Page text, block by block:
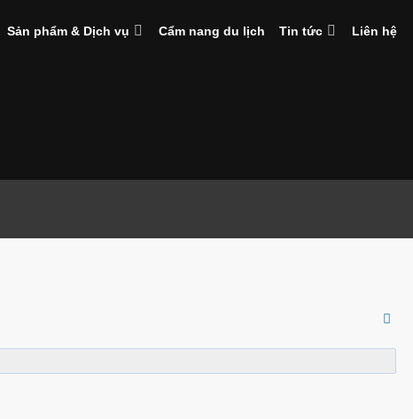
Sản phẩm & Dịch vụ Cẩm nang du lịch Tin tức Liên hệ